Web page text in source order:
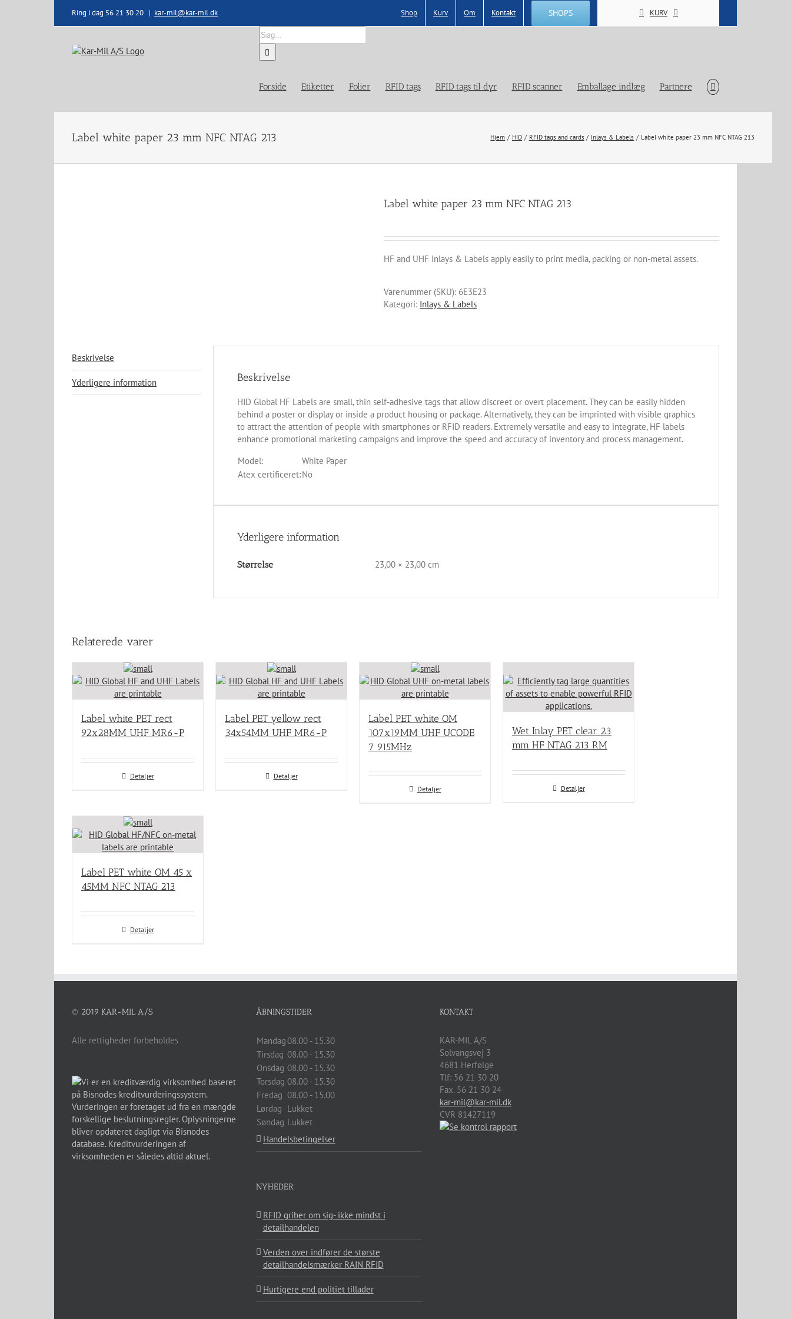
Ring i dag 56 21 30 20 | kar-mil@kar-mil.dk Shop Kurv Om Kontakt SHOPS KURV
Søg
efter:
Forside Etiketter Folier RFID tags RFID tags til dyr RFID scanner Emballage indlæg Partnere
Label white paper 23 mm NFC NTAG 213 Hjem HID RFID tags and cards Inlays & Labels Label white paper 23 mm NFC NTAG 213
Label white paper 23 mm NFC NTAG 213
HF and UHF Inlays & Labels apply easily to print media, packing or non-metal assets.
Varenummer (SKU): 6E3E23
Kategori: Inlays & Labels
Beskrivelse
Yderligere information Beskrivelse
HID Global HF Labels are small, thin self-adhesive tags that allow discreet or overt placement. They can be easily hidden
behind a poster or display or inside a product housing or package. Alternatively, they can be imprinted with visible graphics
to attract the attention of people with smartphones or RFID readers. Extremely versatile and easy to integrate, HF labels
enhance promotional marketing campaigns and improve the speed and accuracy of inventory and process management.
Model:
White Paper
Atex certificeret:No
Yderligere information
Størrelse 23,00 × 23,00 cm
Relaterede varer
Label white PET rect
92x28MM UHF MR6-P
Detaljer
Label PET yellow rect
34x54MM UHF MR6-P
Detaljer
Label PET white OM
107x19MM UHF UCODE
7 915MHz
Detaljer
Wet Inlay PET clear 23
mm HF NTAG 213 RM
Detaljer
Label PET white OM 45 x
45MM NFC NTAG 213
Detaljer
© 2019 KAR-MIL A/S
Alle rettigheder forbeholdes
ÅBNINGSTIDER
Mandag08.00 - 15.30
Tirsdag 08.00 - 15.30
Onsdag 08.00 - 15.30
Torsdag 08.00 - 15.30
Fredag 08.00 - 15.00
Lørdag Lukket
Søndag Lukket
KONTAKT
KAR-MIL A/S
Solvangsvej 3
4681 Herfølge
Tlf: 56 21 30 20
Fax. 56 21 30 24
kar-mil@kar-mil.dk
CVR 81427119
Handelsbetingelser
NYHEDER
RFID griber om sig- ikke mindst i
detailhandelen
Verden over indfører de største
detailhandelsmærker RAIN RFID
Hurtigere end politiet tillader